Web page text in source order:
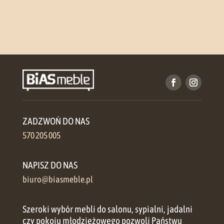
ZADZWOŃ DO NAS
570 205 005
NAPISZ DO NAS
biuro@biasmeble.pl
Szeroki wybór mebli do salonu, sypialni, jadalni
czy pokoju młodzieżowego pozwoli Państwu